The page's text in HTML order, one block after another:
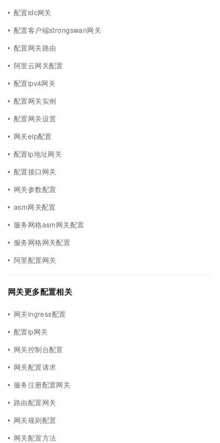
配置idc网关
配置客户端strongswan网关
配置网关路由
阿里云网关配置
配置ipv4网关
配置网关实例
配置网关设置
网关eip配置
配置ip地址网关
配置接口网关
网关参数配置
asm网关配置
服务网格asm网关配置
服务网格网关配置
阿里配置网关
网关更多配置相关
网关ingress配置
配置ip网关
网关控制台配置
网关配置请求
服务注册配置网关
路由配置网关
网关规则配置
网关配置方法